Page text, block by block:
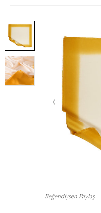
Beğendiysen Paylaş